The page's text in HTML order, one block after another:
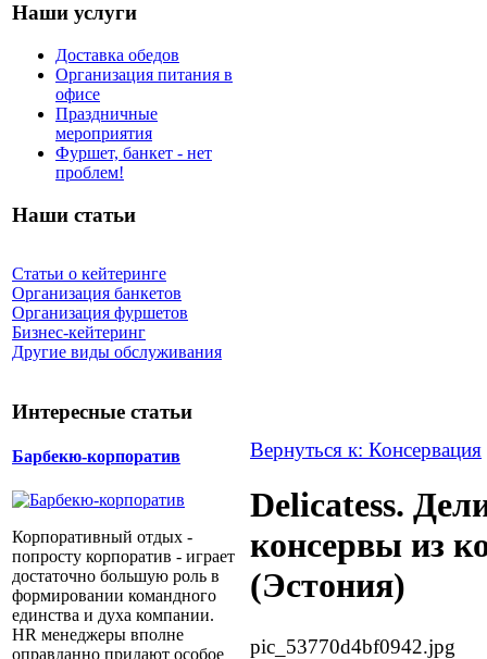
Наши услуги
Доставка обедов
Организация питания в
офисе
Праздничные
мероприятия
Фуршет, банкет - нет
проблем!
Наши статьи
Статьи о кейтеринге
Организация банкетов
Организация фуршетов
Бизнес-кейтеринг
Другие виды обслуживания
Интересные статьи
Барбекю-корпоратив
Корпоративный отдых -
попросту корпоратив - играет
достаточно большую роль в
формировании командного
единства и духа компании.
HR менеджеры вполне
оправданно придают особое
Вернуться к: Консервация
Delicatess.
консервы из
(Эстония)
pic_53770d4bf0942.jpg